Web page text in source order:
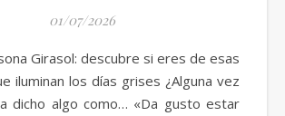
01/07/2026
iluminan los días grises ¿Alguna vez
dicho algo como… «Da gusto estar